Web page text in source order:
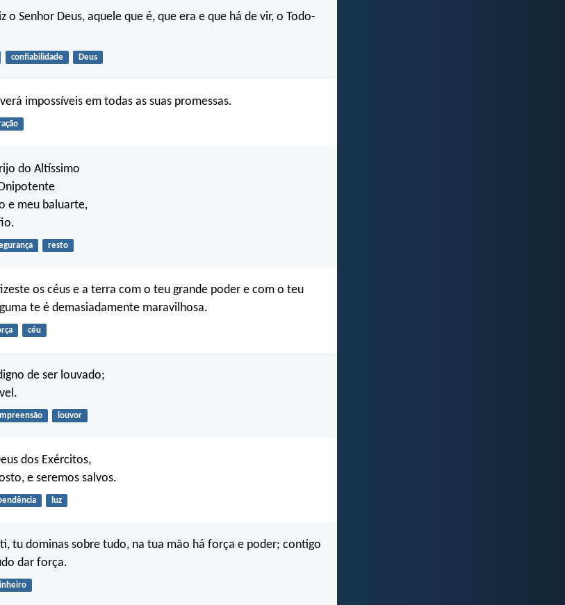
o Senhor Deus, aquele que é, que era e que há de vir, o Todo-
confiabilidade Deus
impossíveis em todas as suas promessas.
do Altíssimo
e meu baluarte,
resto
os céus e a terra com o teu grande poder e com o teu
te é demasiadamente maravilhosa.
céu
de ser louvado;
louvor
dos Exércitos,
e seremos salvos.
luz
tu dominas sobre tudo, na tua mão há força e poder; contigo
dar força.